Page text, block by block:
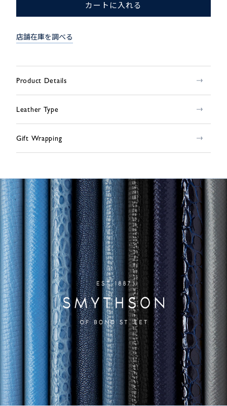
カートに入れる
店舗在庫を調べる
Product Details
Leather Type
Gift Wrapping